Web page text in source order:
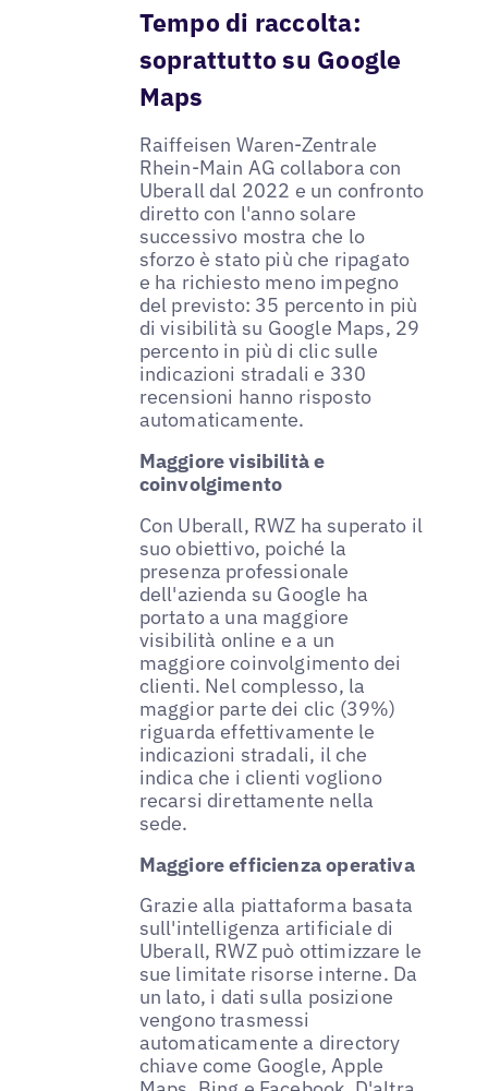
Tempo di raccolta:
soprattutto su Google
Maps
Raiffeisen Waren-Zentrale
Rhein-Main AG collabora con
Uberall dal 2022 e un confronto
diretto con l'anno solare
successivo mostra che lo
sforzo è stato più che ripagato
e ha richiesto meno impegno
del previsto: 35 percento in più
di visibilità su Google Maps, 29
percento in più di clic sulle
indicazioni stradali e 330
recensioni hanno risposto
automaticamente.
Maggiore visibilità e
coinvolgimento
Con Uberall, RWZ ha superato il
suo obiettivo, poiché la
presenza professionale
dell'azienda su Google ha
portato a una maggiore
visibilità online e a un
maggiore coinvolgimento dei
clienti. Nel complesso, la
maggior parte dei clic (39%)
riguarda effettivamente le
indicazioni stradali, il che
indica che i clienti vogliono
recarsi direttamente nella
sede.
Maggiore efficienza operativa
Grazie alla piattaforma basata
sull'intelligenza artificiale di
Uberall, RWZ può ottimizzare le
sue limitate risorse interne. Da
un lato, i dati sulla posizione
vengono trasmessi
automaticamente a directory
chiave come Google, Apple